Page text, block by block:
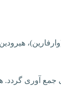
جمع آوری